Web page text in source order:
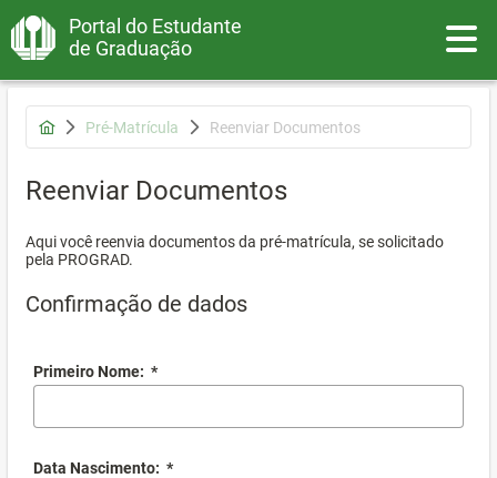
Portal do Estudante
de Graduação
Pré-Matrícula Reenviar Documentos
Reenviar Documentos
Aqui você reenvia documentos da pré-matrícula, se solicitado
pela PROGRAD.
Confirmação de dados
Primeiro Nome: *
Data Nascimento: *